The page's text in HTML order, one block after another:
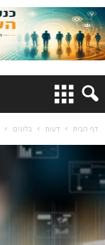
דף הבית דעות בלוגים